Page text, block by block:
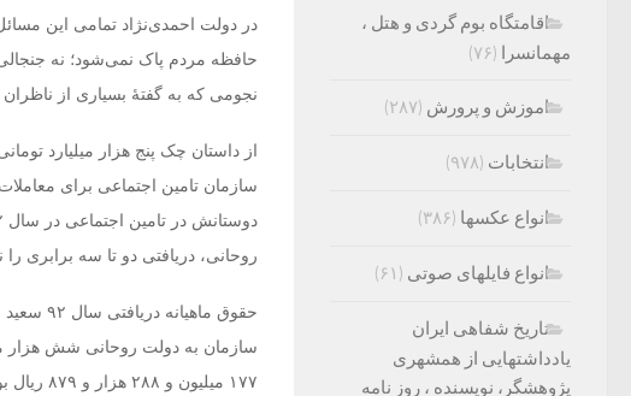
در دولت احمدی‌نژاد تمامی این
حافظه مردم پاک نمی‌شود؛ نه
نجومی که به گفتهٔ بسیاری از
از داستان چک پنج هزار میلیارد
سازمان تامین اجتماعی برای
روحانی، دریافتی دو تا سه برابری
حقوق
اقامتگاه بوم گردی و هتل ،
مهمانسرا (۷۶)
اموزش و پرورش (۲۸۷)
انتخابات (۹۷۸)
انواع عکسها (۳۸۶)
انواع فایلهای صوتی (۶۱)
تاریخ شفاهی ایران
یادداشتهایی از همشهری
پژوهشگر، نویسنده ، روز نامه